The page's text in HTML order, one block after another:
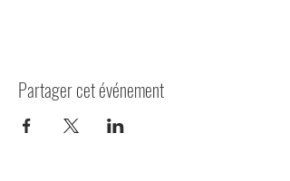
Partager cet événement